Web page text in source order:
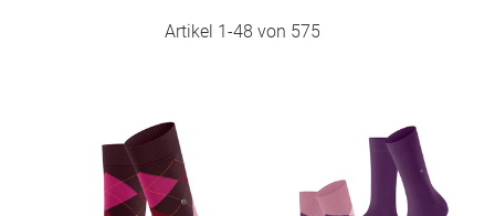
Artikel 1-48 von 575